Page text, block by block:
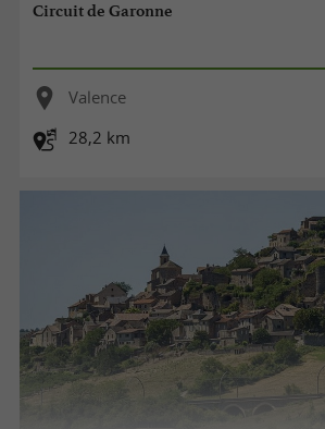
Circuit de Garonne
Valence
28,2 km